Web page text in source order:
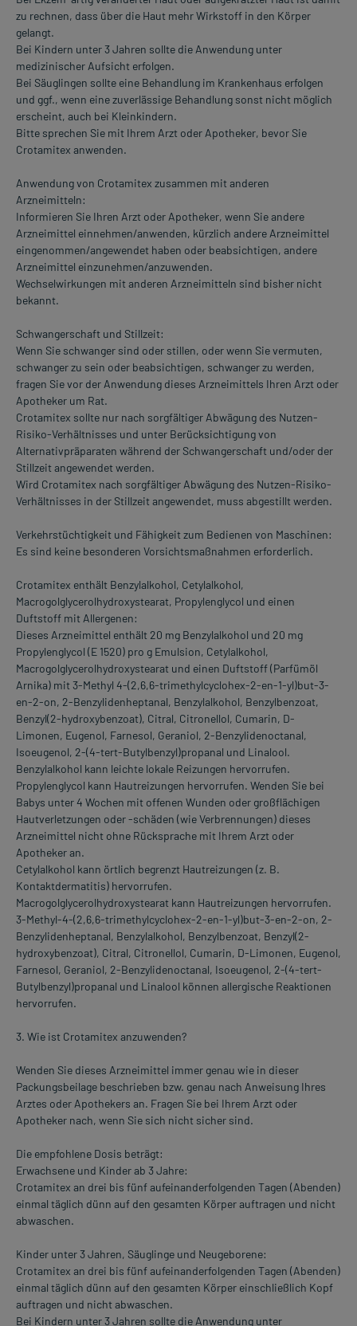
zu rechnen, dass über die Haut mehr Wirkstoff in den Körper
gelangt.
Bei Kindern unter 3 Jahren sollte die Anwendung unter
medizinischer Aufsicht erfolgen.
Bei Säuglingen sollte eine Behandlung im Krankenhaus erfolgen
und ggf., wenn eine zuverlässige Behandlung sonst nicht möglich
erscheint, auch bei Kleinkindern.
Bitte sprechen Sie mit Ihrem Arzt oder Apotheker, bevor Sie
Crotamitex anwenden.
Anwendung von Crotamitex zusammen mit anderen
Arzneimitteln:
Informieren Sie Ihren Arzt oder Apotheker, wenn Sie andere
Arzneimittel einnehmen/anwenden, kürzlich andere Arzneimittel
eingenommen/angewendet haben oder beabsichtigen, andere
Arzneimittel einzunehmen/anzuwenden.
Wechselwirkungen mit anderen Arzneimitteln sind bisher nicht
bekannt.
Schwangerschaft und Stillzeit:
Wenn Sie schwanger sind oder stillen, oder wenn Sie vermuten,
schwanger zu sein oder beabsichtigen, schwanger zu werden,
fragen Sie vor der Anwendung dieses Arzneimittels Ihren Arzt oder
Apotheker um Rat.
Crotamitex sollte nur nach sorgfältiger Abwägung des Nutzen-
Risiko-Verhältnisses und unter Berücksichtigung von
Alternativpräparaten während der Schwangerschaft und/oder der
Stillzeit angewendet werden.
Wird Crotamitex nach sorgfältiger Abwägung des Nutzen-Risiko-
Verhältnisses in der Stillzeit angewendet, muss abgestillt werden.
Verkehrstüchtigkeit und Fähigkeit zum Bedienen von Maschinen:
Es sind keine besonderen Vorsichtsmaßnahmen erforderlich.
Crotamitex enthält Benzylalkohol, Cetylalkohol,
Macrogolglycerolhydroxystearat, Propylenglycol und einen
Duftstoff mit Allergenen:
Dieses Arzneimittel enthält 20 mg Benzylalkohol und 20 mg
Propylenglycol (E 1520) pro g Emulsion, Cetylalkohol,
Macrogolglycerolhydroxystearat und einen Duftstoff (Parfümöl
Arnika) mit 3-Methyl 4-(2,6,6-trimethylcyclohex-2-en-1-yl)but-3-
en-2-on, 2-Benzylidenheptanal, Benzylalkohol, Benzylbenzoat,
Benzyl(2-hydroxybenzoat), Citral, Citronellol, Cumarin, D-
Limonen, Eugenol, Farnesol, Geraniol, 2-Benzylidenoctanal,
Isoeugenol, 2-(4-tert-Butylbenzyl)propanal und Linalool.
Benzylalkohol kann leichte lokale Reizungen hervorrufen.
Propylenglycol kann Hautreizungen hervorrufen. Wenden Sie bei
Babys unter 4 Wochen mit offenen Wunden oder großflächigen
Hautverletzungen oder -schäden (wie Verbrennungen) dieses
Arzneimittel nicht ohne Rücksprache mit Ihrem Arzt oder
Apotheker an.
Cetylalkohol kann örtlich begrenzt Hautreizungen (z. B.
Kontaktdermatitis) hervorrufen.
Macrogolglycerolhydroxystearat kann Hautreizungen hervorrufen.
3-Methyl-4-(2,6,6-trimethylcyclohex-2-en-1-yl)but-3-en-2-on, 2-
Benzylidenheptanal, Benzylalkohol, Benzylbenzoat, Benzyl(2-
hydroxybenzoat), Citral, Citronellol, Cumarin, D-Limonen, Eugenol,
Farnesol, Geraniol, 2-Benzylidenoctanal, Isoeugenol, 2-(4-tert-
Butylbenzyl)propanal und Linalool können allergische Reaktionen
hervorrufen.
3. Wie ist Crotamitex anzuwenden?
Wenden Sie dieses Arzneimittel immer genau wie in dieser
Packungsbeilage beschrieben bzw. genau nach Anweisung Ihres
Arztes oder Apothekers an. Fragen Sie bei Ihrem Arzt oder
Apotheker nach, wenn Sie sich nicht sicher sind.
Die empfohlene Dosis beträgt:
Erwachsene und Kinder ab 3 Jahre:
Crotamitex an drei bis fünf aufeinanderfolgenden Tagen (Abenden)
einmal täglich dünn auf den gesamten Körper auftragen und nicht
abwaschen.
Kinder unter 3 Jahren, Säuglinge und Neugeborene:
Crotamitex an drei bis fünf aufeinanderfolgenden Tagen (Abenden)
einmal täglich dünn auf den gesamten Körper einschließlich Kopf
auftragen und nicht abwaschen.
Bei Kindern unter 3 Jahren sollte die Anwendung unter